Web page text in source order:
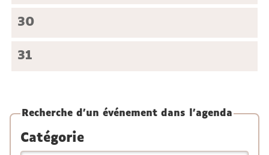
30
31
Recherche d'un événement dans l'agenda
Catégorie